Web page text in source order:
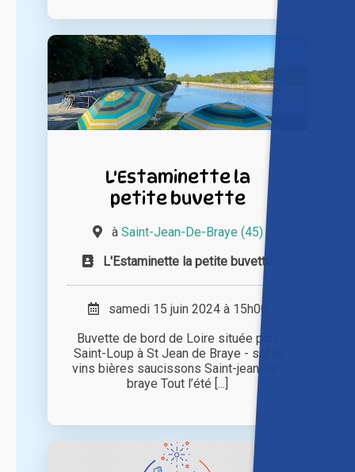
L'Estaminette la
petite buvette
à Saint-Jean-De-Braye (45)
L'Estaminette la petite buvette
samedi 15 juin 2024 à 15h00
Buvette de bord de Loire située port
Saint-Loup à St Jean de Braye - softs
vins bières saucissons Saint-jean-de-
braye Tout l’été [...]